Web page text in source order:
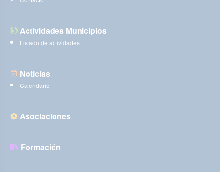
Actividades Municipios
Listado de actividades
Noticias
Calendario
Asociaciones
Formación